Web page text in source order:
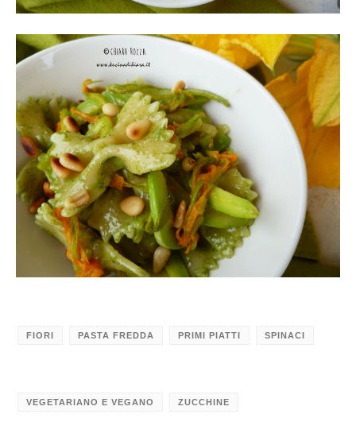
FIORI PASTA FREDDA PRIMI PIATTI SPINACI
VEGETARIANO E VEGANO ZUCCHINE